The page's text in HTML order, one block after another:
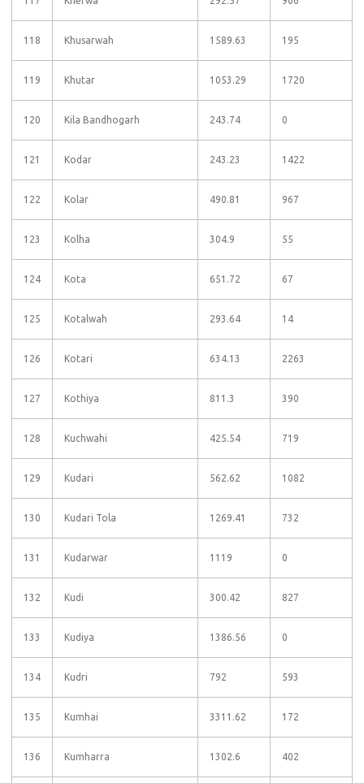
118 Khusarwah 1589.63 195
119 Khutar 1053.29 1720
120 Kila Bandhogarh 243.74 0
121 Kodar 243.23 1422
122 Kolar 490.81 967
123 Kolha 304.9 55
124 Kota 651.72 67
125 Kotalwah 293.64 14
126 Kotari 634.13 2263
127 Kothiya 811.3 390
128 Kuchwahi 425.54 719
129 Kudari 562.62 1082
130 Kudari Tola 1269.41 732
131 Kudarwar 1119 0
132 Kudi 300.42 827
133 Kudiya 1386.56 0
134 Kudri 792 593
135 Kumhai 3311.62 172
136 Kumharra 1302.6 402